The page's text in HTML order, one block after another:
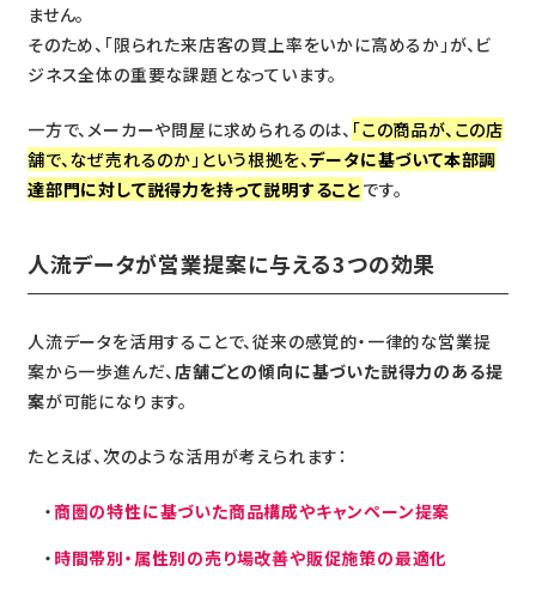
ません。
そのため、「限られた来店客の買上率をいかに高めるか」が、ビ
ジネス全体の重要な課題となっています。
一方で、メーカーや問屋に求められるのは、 「この商品が、この店
舗で、なぜ売れるのか」という根拠を、データに基づいて本部調
達部門に対して説得力を持って説明することです。
人流データが営業提案に与える3つの効果
人流データを活用することで、従来の感覚的・一律的な営業提
案から一歩進んだ、店舗ごとの傾向に基づいた説得力のある提
案が可能になります。
たとえば、次のような活用が考えられます：
商圏の特性に基づいた商品構成やキャンペーン提案
時間帯別・属性別の売り場改善や販促施策の最適化